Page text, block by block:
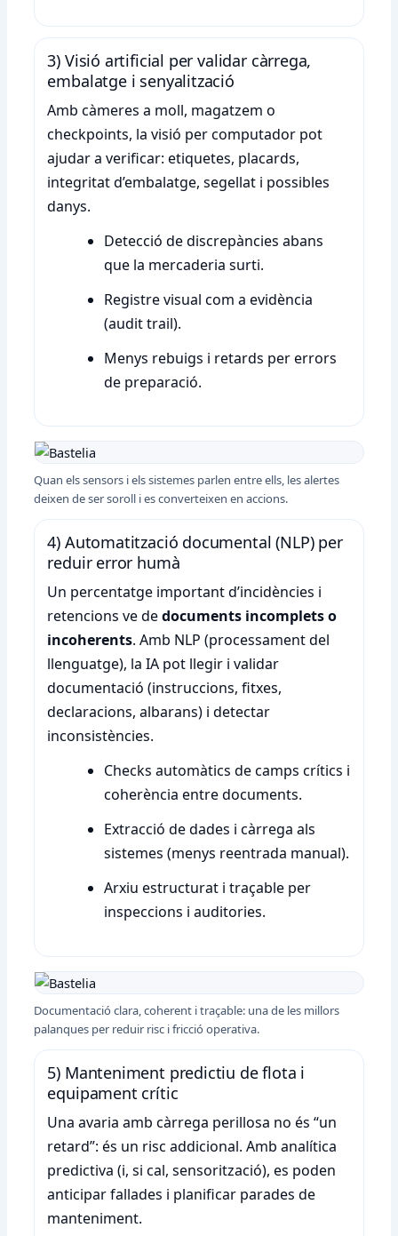
3) Visió artificial per validar càrrega,
embalatge i senyalització
Amb càmeres a moll, magatzem o
checkpoints, la visió per computador pot
ajudar a verificar: etiquetes, placards,
integritat d’embalatge, segellat i possibles
danys.
Detecció de discrepàncies abans
que la mercaderia surti.
Registre visual com a evidència
(audit trail).
Menys rebuigs i retards per errors
de preparació.
Quan els sensors i els sistemes parlen entre ells, les alertes
deixen de ser soroll i es converteixen en accions.
4) Automatització documental (NLP) per
reduir error humà
Un percentatge important d’incidències i
retencions ve dedocuments incomplets o
incoherents. Amb NLP (processament del
llenguatge), la IA pot llegir i validar
documentació (instruccions, fitxes,
declaracions, albarans) i detectar
inconsistències.
Checks automàtics de camps crítics i
coherència entre documents.
Extracció de dades i càrrega als
sistemes (menys reentrada manual).
Arxiu estructurat i traçable per
inspeccions i auditories.
Documentació clara, coherent i traçable: una de les millors
palanques per reduir risc i fricció operativa.
5) Manteniment predictiu de flota i
equipament crític
Una avaria amb càrrega perillosa no és “un
retard”: és un risc addicional. Amb analítica
predictiva (i, si cal, sensorització), es poden
anticipar fallades i planificar parades de
manteniment.